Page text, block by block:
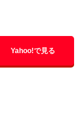
Yahoo!で見る